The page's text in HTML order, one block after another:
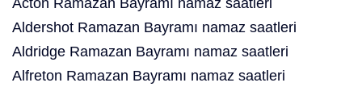
Acton Ramazan Bayramı namaz saatleri
Aldershot Ramazan Bayramı namaz saatleri
Aldridge Ramazan Bayramı namaz saatleri
Alfreton Ramazan Bayramı namaz saatleri